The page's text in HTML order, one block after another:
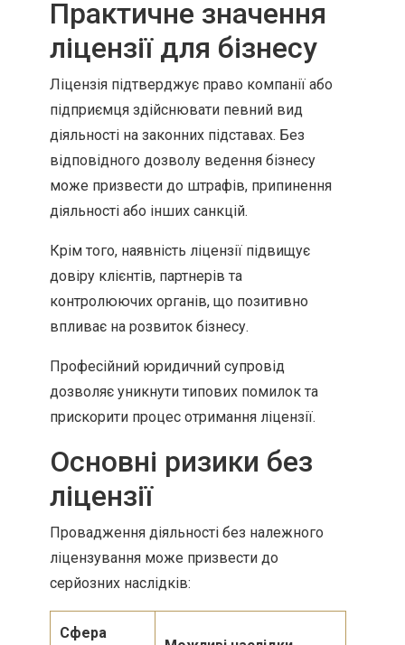
Практичне значення
ліцензії для бізнесу
Ліцензія підтверджує право компанії або
підприємця здійснювати певний вид
діяльності на законних підставах. Без
відповідного дозволу ведення бізнесу
може призвести до штрафів, припинення
діяльності або інших санкцій.
Крім того, наявність ліцензії підвищує
довіру клієнтів, партнерів та
контролюючих органів, що позитивно
впливає на розвиток бізнесу.
Професійний юридичний супровід
дозволяє уникнути типових помилок та
прискорити процес отримання ліцензії.
Основні ризики без
ліцензії
Провадження діяльності без належного
ліцензування може призвести до
серйозних наслідків:
Сфера